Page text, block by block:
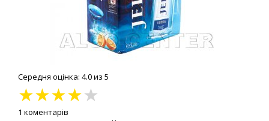
Середня оцінка: 4.0 из 5
★★★★★
1 коментарів